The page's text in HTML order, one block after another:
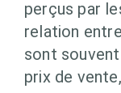
perçus par
relation
sont
prix de